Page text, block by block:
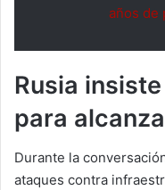
años de
Rusia
para
Durante la
ataques contra